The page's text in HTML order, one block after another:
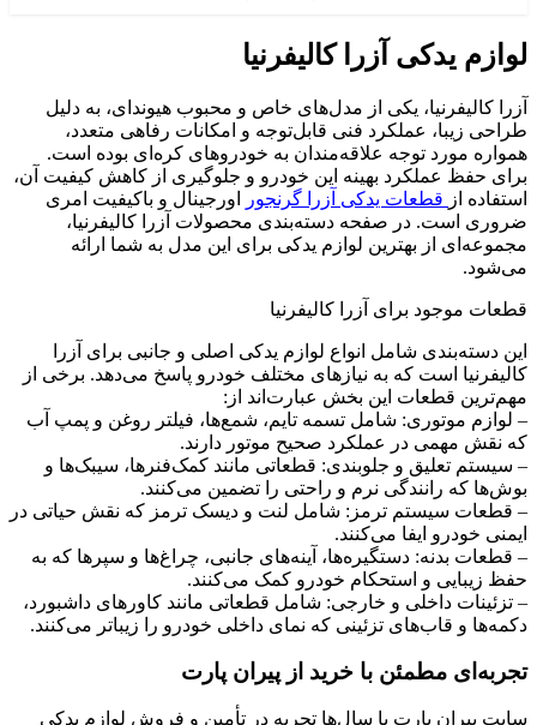
یدکی آزرا کالیفرنیا
کالیفرنیا، یکی از مدل‌های خاص و محبوب هیوندای، به دلیل
زیبا، عملکرد فنی قابل‌توجه و امکانات رفاهی متعدد،
مورد توجه علاقه‌مندان به خودروهای کره‌ای بوده است.
حفظ عملکرد بهینه این خودرو و جلوگیری از کاهش کیفیت آن،
از قطعات یدکی آزرا گرنجوراورجینال و باکیفیت امری
است. در صفحه دسته‌بندی محصولات آزرا کالیفرنیا،
از بهترین لوازم یدکی برای این مدل به شما ارائه
موجود برای آزرا کالیفرنیا
دسته‌بندی شامل انواع لوازم یدکی اصلی و جانبی برای آزرا
است که به نیازهای مختلف خودرو پاسخ می‌دهد. برخی از
قطعات این بخش عبارت‌اند از:
لوازم موتوری: شامل تسمه تایم، شمع‌ها، فیلتر روغن و پمپ آب
نقش مهمی در عملکرد صحیح موتور دارند.
سیستم تعلیق و جلوبندی: قطعاتی مانند کمک‌فنرها، سیبک‌ها و
که رانندگی نرم و راحتی را تضمین می‌کنند.
قطعات سیستم ترمز: شامل لنت و دیسک ترمز که نقش حیاتی در
خودرو ایفا می‌کنند.
قطعات بدنه: دستگیره‌ها، آینه‌های جانبی، چراغ‌ها و سپرها که به
زیبایی و استحکام خودرو کمک می‌کنند.
تزئینات داخلی و خارجی: شامل قطعاتی مانند کاورهای داشبورد،
و قاب‌های تزئینی که نمای داخلی خودرو را زیباتر می‌کنند.
مطمئن با خرید از پیران پارت
پیران پارت با سال‌ها تجربه در تأمین و فروش لوازم یدکی